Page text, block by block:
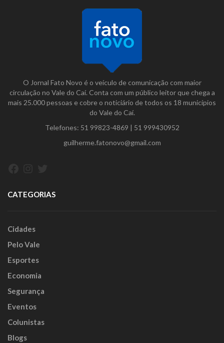
O Jornal Fato Novo é o veículo de comunicação com maior
circulação no Vale do Caí. Conta com um público leitor que chega a
mais 25.000 pessoas e cobre o noticiário de todos os 18 municípios
do Vale do Caí.
Telefones: 51 99823-4869 | 51 999430952
guilherme.fatonovo@gmail.com
CATEGORIAS
Cidades
Pelo Vale
Esportes
Economia
Segurança
Eventos
Colunistas
Blogs